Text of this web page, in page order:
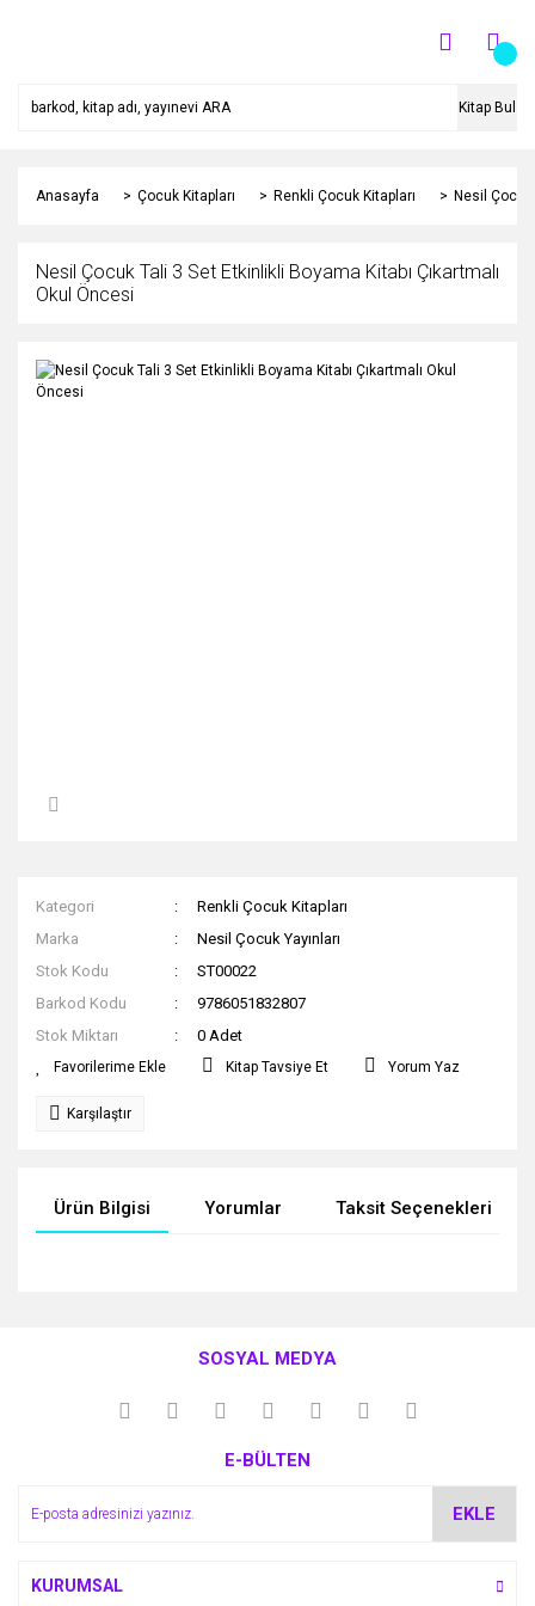
Kitap Bul
Anasayfa Çocuk Kitapları Renkli Çocuk Kitapları Nesil
Nesil Çocuk Tali 3 Set Etkinlikli Boyama Kitabı Çıkartmalı
Okul Öncesi
Kategori
Renkli Çocuk Kitapları
Marka
Nesil Çocuk Yayınları
Stok Kodu
ST00022
Barkod Kodu
9786051832807
Stok Miktarı
0 Adet
Kitap Tavsiye Et Yorum Yaz
Karşılaştır
Ürün Bilgisi Yorumlar Taksit Seçenekleri
kullanarak tarafımıza iletebilirsiniz.
Görüş ve önerileriniz için teşekkür ederiz.
Ürün açıklamasında eksik bilgiler bulunuyor.
SOSYAL MEDYA
E-BÜLTEN
EKLE
KURUMSAL